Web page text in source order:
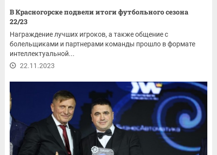
В Красногорске подвели итоги футбольного сезона
22/23
Награждение лучших игроков, а также общение с
болельщиками и партнерами команды прошло в формате
интеллектуальной...
22.11.2023